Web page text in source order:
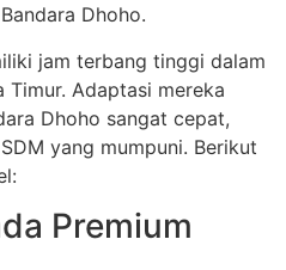
Dhoho.
jam terbang tinggi dalam
Adaptasi mereka
Dhoho sangat cepat,
yang mumpuni. Berikut
Premium